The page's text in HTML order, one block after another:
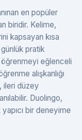
en popüler
biridir. Kelime,
kapsayan kısa
günlük pratik
eğlenceli
alışkanlığı
ileri düzey
Duolingo,
bir deneyime